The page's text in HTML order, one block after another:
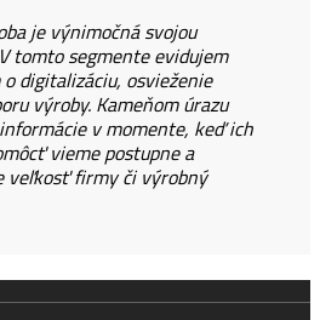
je výnimočná svojou
tomto segmente evidujem
digitalizáciu, osvieženie
výroby. Kameňom úrazu
v momente, keď ich
vieme postupne a
veľkosť firmy či výrobný